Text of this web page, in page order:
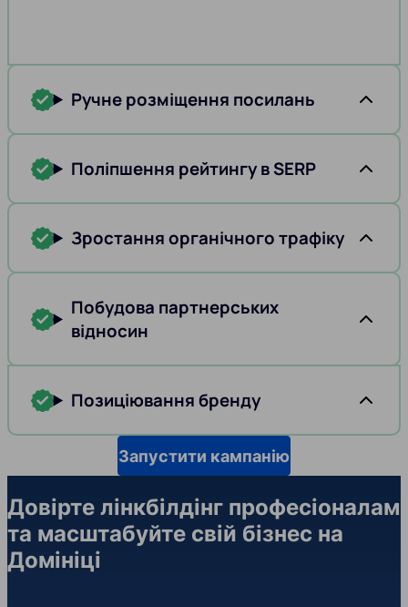
Ручне розміщення посилань
Поліпшення рейтингу в SERP
Зростання органічного трафіку
Побудова партнерських
відносин
Позиціювання бренду
Запустити кампанію
Довірте лінкбілдінг професіоналам
та масштабуйте свій бізнес на
Домініці